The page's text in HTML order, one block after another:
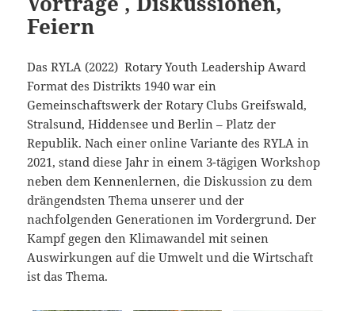
Feiern
Das RYLA (2022) Rotary Youth Leadership Award
Format des Distrikts 1940 war ein
Gemeinschaftswerk der Rotary Clubs Greifswald,
Stralsund, Hiddensee und Berlin – Platz der
Republik. Nach einer online Variante des RYLA in
2021, stand diese Jahr in einem 3-tägigen Workshop
neben dem Kennenlernen, die Diskussion zu dem
drängendsten Thema unserer und der
nachfolgenden Generationen im Vordergrund. Der
Kampf gegen den Klimawandel mit seinen
Auswirkungen auf die Umwelt und die Wirtschaft
ist das Thema.